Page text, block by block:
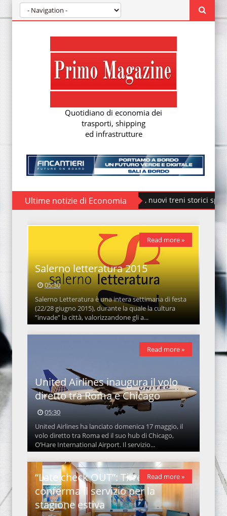
Quotidiano di economia dei
trasporti, shipping
ed infrastrutture
Ultime notizie di Economia
Fondazione FS, nuovi treni storici speciali
Salerno letteratura 2015
05:30
Salerno Letteratura è una intera settimana di festa
(22/28 giugno 2015), durante la quale la cultura
“invade” la città, valorizzandone gli a...
Read more »
United Airlines inaugura il volo
diretto tra Roma e Chicago
05:30
United Airlines ha lanciato domenica 17 maggio, il
volo diretto tra Roma ed il suo hub di Chicago,
O’Hare International Airport. Il servizio...
Read more »
“Late check OUT”: Tirrenia
conferma il servizio per la
stagione estiva
Read more »